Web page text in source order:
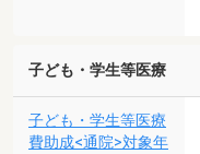
子ども・学生等医療
子ども・学生等医療
費助成<通院>対象年